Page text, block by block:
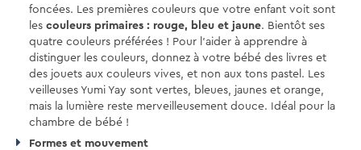
foncées. Les premières couleurs que votre enfant voit sont
les couleurs primaires : rouge, bleu et jaune. Bientôt ses
quatre couleurs préférées ! Pour l'aider à apprendre à
distinguer les couleurs, donnez à votre bébé des livres et
des jouets aux couleurs vives, et non aux tons pastel. Les
veilleuses Yumi Yay sont vertes, bleues, jaunes et orange,
mais la lumière reste merveilleusement douce. Idéal pour la
chambre de bébé !
Formes et mouvement